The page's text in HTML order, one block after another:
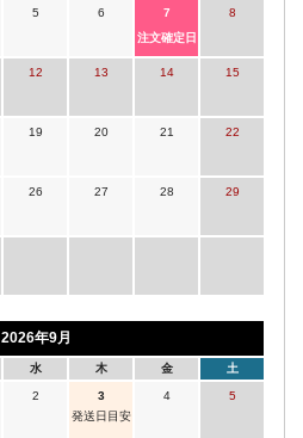
5 6
7
注文確定日
8
12 13 14 15
19 20 21 22
26 27 28 29
2026年9月
水 木 金 土
2
3
発送日目安
4 5